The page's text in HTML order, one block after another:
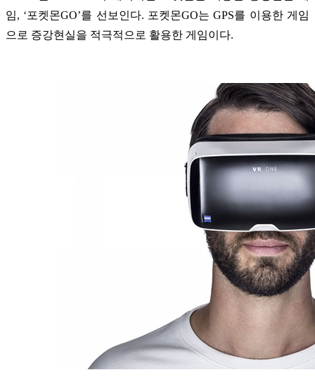
임, ‘포켓몬GO’를 선보인다. 포켓몬GO는 GPS를 이용한 게임
으로 증강현실을 적극적으로 활용한 게임이다.